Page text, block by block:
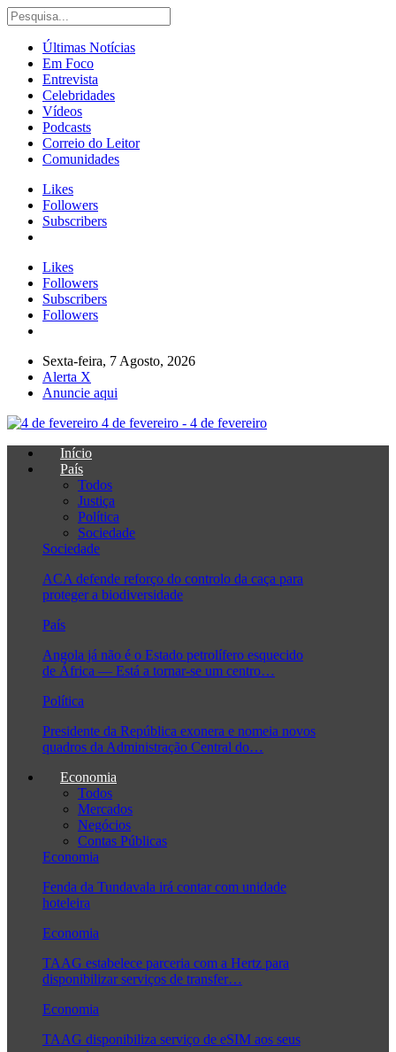
Últimas Notícias
Em Foco
Entrevista
Celebridades
Vídeos
Podcasts
Correio do Leitor
Comunidades
Likes
Followers
Subscribers
Likes
Followers
Subscribers
Followers
Sexta-feira, 7 Agosto, 2026
Alerta X
Anuncie aqui
4 de fevereiro - 4 de fevereiro
Início
País
Todos
Justiça
Política
Sociedade
Sociedade
ACA defende reforço do controlo da caça para
proteger a biodiversidade
País
Angola já não é o Estado petrolífero esquecido
de África — Está a tornar-se um centro…
Política
Presidente da República exonera e nomeia novos
quadros da Administração Central do…
Economia
Todos
Mercados
Negócios
Contas Públicas
Economia
Fenda da Tundavala irá contar com unidade
hoteleira
Economia
TAAG estabelece parceria com a Hertz para
disponibilizar serviços de transfer…
Economia
TAAG disponibiliza serviço de eSIM aos seus